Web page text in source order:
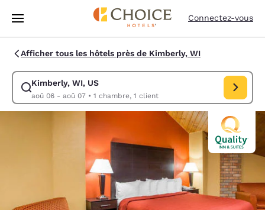
Passer à Contenu Principal
Connectez-vous
Afficher tous les hôtels près de Kimberly, WI
Kimberly, WI, US
aoû 06 - aoû 07• 1 chambre, 1 client
Modifiez la recherche pour Kimberly, WI, US. Date d’arrivée aoû 06,